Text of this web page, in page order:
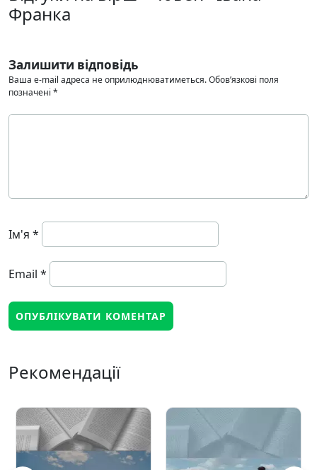
Франка
Залишити відповідь
Ваша e-mail адреса не оприлюднюватиметься.Обов’язкові поля
позначені *
Ім'я *
Email *
Рекомендації